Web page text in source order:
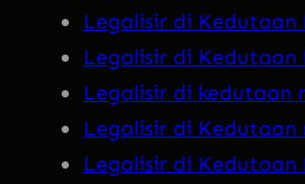
Legalisir di Kedutaan
Legalisir di Kedutaan
Legalisir di kedutaan
Legalisir di Kedutaan
Legalisir di Kedutaan